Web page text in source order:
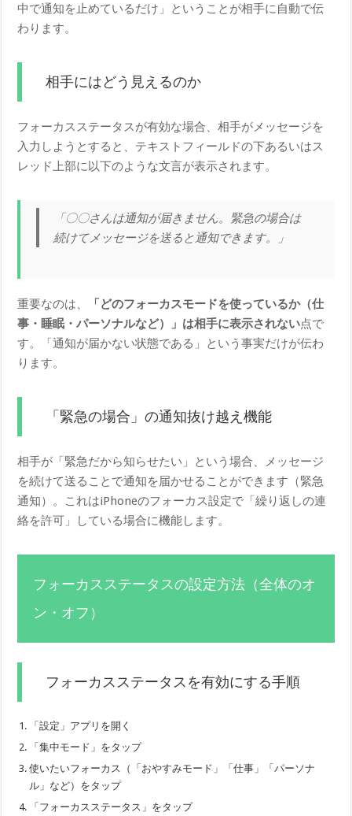
中で通知を止めているだけ」ということが相手に自動で伝
わります。
相手にはどう見えるのか
フォーカスステータスが有効な場合、相手がメッセージを
入力しようとすると、テキストフィールドの下あるいはス
レッド上部に以下のような文言が表示されます。
「〇〇さんは通知が届きません。緊急の場合は
続けてメッセージを送ると通知できます。」
重要なのは、
「どのフォーカスモードを使っているか（仕
事・睡眠・パーソナルなど）」は相手に表示されない点で
す。「通知が届かない状態である」という事実だけが伝わ
ります。
「緊急の場合」の通知抜け越え機能
相手が「緊急だから知らせたい」という場合、メッセージ
を続けて送ることで通知を届かせることができます（緊急
通知）。これはiPhoneのフォーカス設定で「繰り返しの連
絡を許可」している場合に機能します。
フォーカスステータスの設定方法（全体のオ
ン・オフ）
フォーカスステータスを有効にする手順
「設定」アプリを開く
「集中モード」をタップ
使いたいフォーカス（「おやすみモード」「仕事」「パーソナ
ル」など）をタップ
「フォーカスステータス」をタップ